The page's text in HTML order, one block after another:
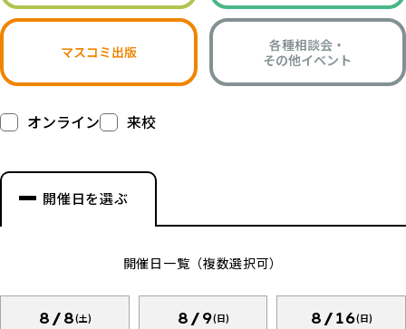
マスコミ出版
各種相談会・
その他イベント
オンライン 来校
開催日を選ぶ
開催日一覧（複数選択可）
8/8(土) 8/9(日) 8/16(日)